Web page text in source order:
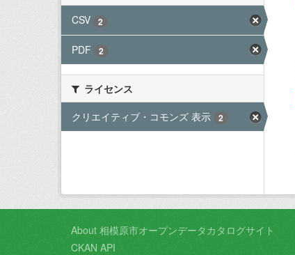
CSV
2
PDF 2
ライセンス
クリエイティブ・コモンズ 表示
2
About 相模原市オープンデータカタログサイト
CKAN API